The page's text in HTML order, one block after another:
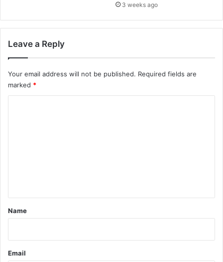
3 weeks ago
Leave a Reply
Your email address will not be published. Required fields are
marked *
*
Name
Email